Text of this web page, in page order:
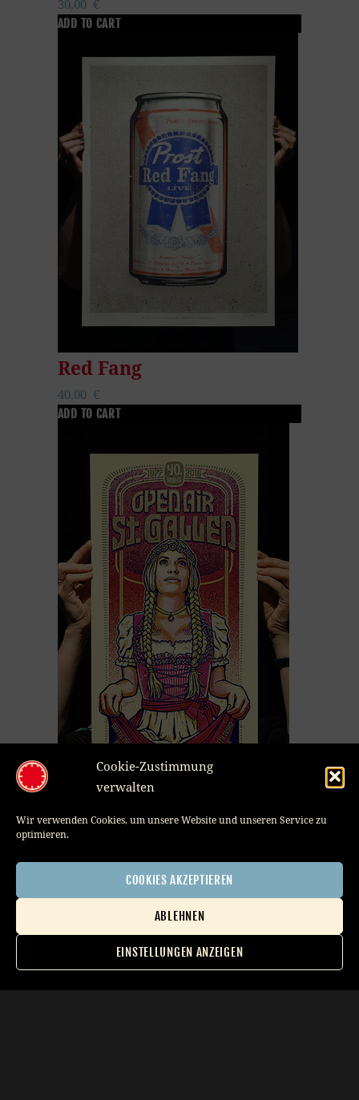
Cookie-Zustimmung
verwalten
Wir verwenden Cookies, um unsere Website und unseren Service zu
optimieren.
COOKIES AKZEPTIEREN
ABLEHNEN
EINSTELLUNGEN ANZEIGEN
30,00 €
ADD TO CART
Red Fang
40,00 €
ADD TO CART
Sankt Gallen Open Air
Member of
Datenschutzerklärung
AGB